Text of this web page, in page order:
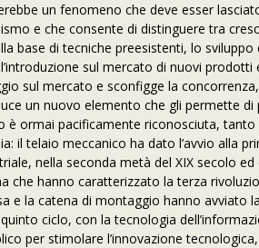
un fenomeno che deve esser
e che consente di distinguere tra
base di tecniche preesistenti, lo
sul mercato di nuovi
sul mercato e sconfigge la
un nuovo elemento che gli permette di
è ormai pacificamente riconosciuta, tanto
il telaio meccanico ha dato l’avvio alla
nella seconda metà del XIX secolo
che hanno caratterizzato la terza
e la catena di montaggio hanno avviato
ciclo, con la tecnologia
per stimolare l’innovazione